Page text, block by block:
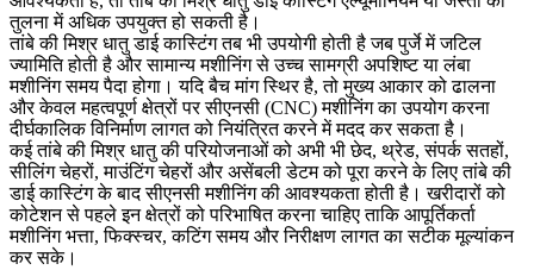
तुलना में अधिक उपयुक्त हो सकती है।
तांबे की मिश्र धातु डाई कास्टिंग तब भी उपयोगी होती है जब पुर्जे में जटिल
ज्यामिति होती है और सामान्य मशीनिंग से उच्च सामग्री अपशिष्ट या लंबा
मशीनिंग समय पैदा होगा। यदि बैच मांग स्थिर है, तो मुख्य आकार को ढालना
और केवल महत्वपूर्ण क्षेत्रों पर सीएनसी (CNC) मशीनिंग का उपयोग करना
दीर्घकालिक विनिर्माण लागत को नियंत्रित करने में मदद कर सकता है।
कई तांबे की मिश्र धातु की परियोजनाओं को अभी भी छेद, थ्रेड, संपर्क सतहों,
सीलिंग चेहरों, माउंटिंग चेहरों और असेंबली डेटम को पूरा करने के लिएतांबे की
डाई कास्टिंग के बाद सीएनसी मशीनिंगकी आवश्यकता होती है। खरीदारों को
कोटेशन से पहले इन क्षेत्रों को परिभाषित करना चाहिए ताकि आपूर्तिकर्ता
मशीनिंग भत्ता, फिक्स्चर, कटिंग समय और निरीक्षण लागत का सटीक मूल्यांकन
कर सके।